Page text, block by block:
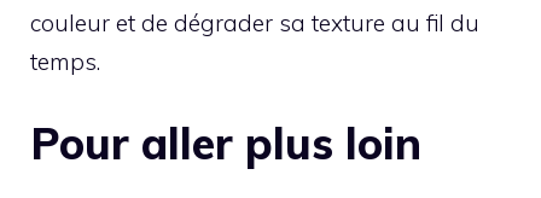
couleur et de dégrader sa texture au fil du
temps.
Pour aller plus loin